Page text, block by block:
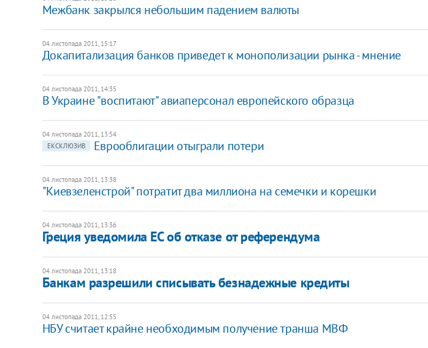
Межбанк закрылся небольшим падением валюты
04 листопада 2011, 15:17
Докапитализация банков приведет к монополизации рынка - мнение
04 листопада 2011, 14:35
В Украине "воспитают" авиаперсонал европейского образца
04 листопада 2011, 13:54
ЕКСКЛЮЗИВ
Еврооблигации отыграли потери
04 листопада 2011, 13:38
​"Киевзеленстрой" потратит два миллиона на семечки и корешки
04 листопада 2011, 13:36
Греция уведомила ЕС об отказе от референдума
04 листопада 2011, 13:18
Банкам разрешили списывать безнадежные кредиты
04 листопада 2011, 12:55
НБУ считает крайне необходимым получение транша МВФ